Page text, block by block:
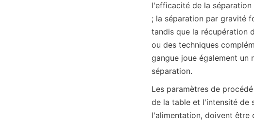
l'efficacité de la
; la séparation par gravité
tandis que la récupération
ou des techniques
gangue joue également
Les paramètres de
de la table et l'intensité de
l'alimentation, doivent être